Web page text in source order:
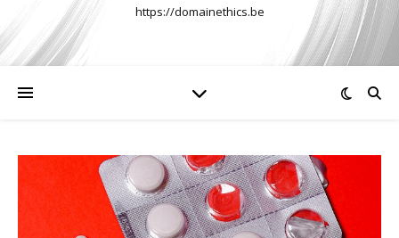
https://domainethics.be